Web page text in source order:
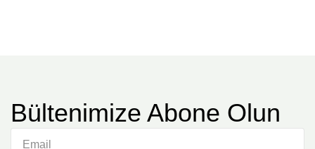
Bültenimize Abone Olun